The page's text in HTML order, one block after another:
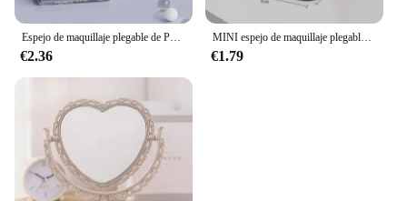
Espejo de maquillaje plegable de PU de alta definición, espejo cosmético plegable de doble cara, espejo de bolsillo rectangular de mariposa rosa azul
€2.36
MINI espejo de maquillaje plegable para mujer, espejo de bolsillo portátil de alta calidad, un solo lado, escritorio creativo con mango de Color sólido
€1.79